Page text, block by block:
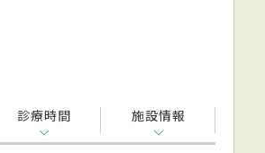
診療時間 施設情報